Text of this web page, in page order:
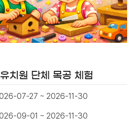
치원 단체 목공 체험
07-27 ~ 2026-11-30
09-01 ~ 2026-11-30